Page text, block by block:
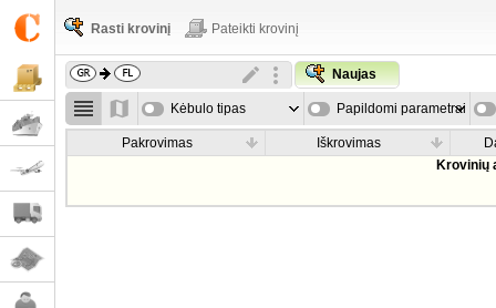
Rasti krovinį Pateikti krovinį
Naujas
Kėbulo tipas Papildomi parametrai
Pakrovimas Iškrovimas
Krovinių